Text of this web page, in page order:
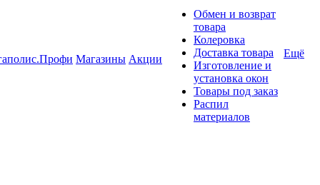
Магазины Акции
Обмен и возврат
товара
Колеровка
Доставка товара
Изготовление и
установка окон
Товары под заказ
Распил
материалов
Ещё